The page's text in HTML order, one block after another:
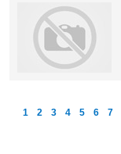
1
2 3 4 5 6 7